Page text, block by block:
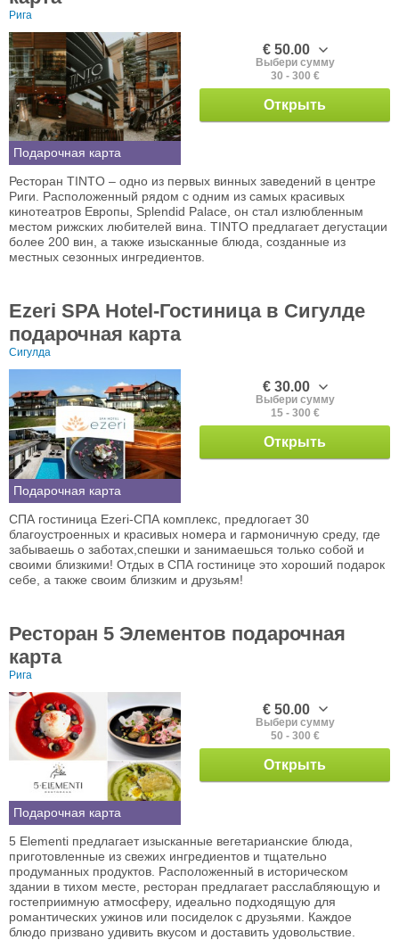
Рига
Подарочная карта
€ 50.00
Выбери сумму
30 - 300 €
Открыть
Ресторан TINTO – одно из первых винных заведений в центре
Риги. Расположенный рядом с одним из самых красивых
кинотеатров Европы, Splendid Palace, он стал излюбленным
местом рижских любителей вина. TINTO предлагает дегустации
более 200 вин, а также изысканные блюда, созданные из
местных сезонных ингредиентов.
Ezeri SPA Hotel-Гостиница в Сигулде
подарочная карта
Сигулда
Подарочная карта
€ 30.00
Выбери сумму
15 - 300 €
Открыть
СПА гостиница Ezeri-СПА комплекс, предлогает 30
благоустроенных и красивых номера и гармоничную среду, где
забываешь о заботах,спешки и занимаешься только собой и
своими близкими! Отдых в СПА гостинице это хороший подарок
себе, а также своим близким и друзьям!
Ресторан 5 Элементов подарочная
карта
Рига
Подарочная карта
€ 50.00
Выбери сумму
50 - 300 €
Открыть
5 Elementi предлагает изысканные вегетарианские блюда,
приготовленные из свежих ингредиентов и тщательно
продуманных продуктов. Расположенный в историческом
здании в тихом месте, ресторан предлагает расслабляющую и
гостеприимную атмосферу, идеально подходящую для
романтических ужинов или посиделок с друзьями. Каждое
блюдо призвано удивить вкусом и доставить удовольствие.